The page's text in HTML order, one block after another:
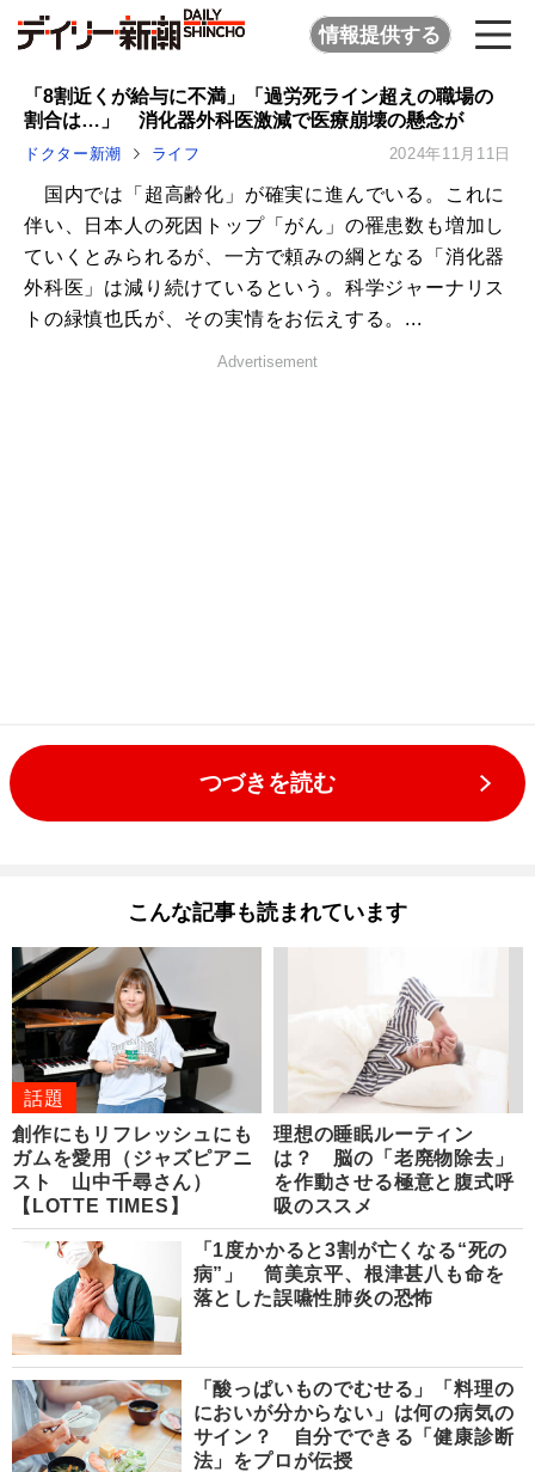
情報提供する
「8割近くが給与に不満」「過労死ライン超えの職場の
割合は…」 消化器外科医激減で医療崩壊の懸念が
ドクター新潮 ライフ 2024年11月11日
国内では「超高齢化」が確実に進んでいる。これに
伴い、日本人の死因トップ「がん」の罹患数も増加し
ていくとみられるが、一方で頼みの綱となる「消化器
外科医」は減り続けているという。科学ジャーナリス
トの緑慎也氏が、その実情をお伝えする。...
Advertisement
つづきを読む
こんな記事も読まれています
話題
創作にもリフレッシュにも
ガムを愛用（ジャズピアニ
スト 山中千尋さん）
【LOTTE TIMES】
理想の睡眠ルーティン
は？ 脳の「老廃物除去」
を作動させる極意と腹式呼
吸のススメ
「1度かかると3割が亡くなる“死の
病”」 筒美京平、根津甚八も命を
落とした誤嚥性肺炎の恐怖
「酸っぱいものでむせる」「料理の
においが分からない」は何の病気の
サイン？ 自分でできる「健康診断
法」をプロが伝授